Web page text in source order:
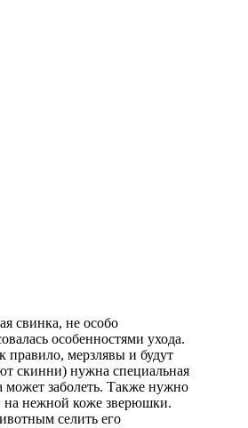
свинка, не особо
особенностями ухода.
мерзлявы и будут
скинни) нужна специальная
может заболеть. Также нужно
на нежной коже зверюшки.
селить его